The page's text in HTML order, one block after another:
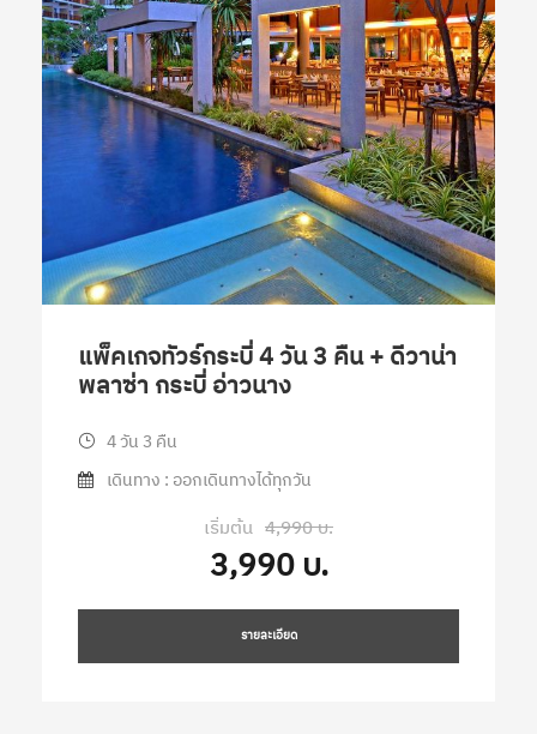
แพ็คเกจทัวร์กระบี่ 4 วัน 3 คืน + ดีวาน่า
พลาซ่า กระบี่ อ่าวนาง
4 วัน 3 คืน
เดินทาง : ออกเดินทางได้ทุกวัน
เริ่มต้น 4,990 บ.
3,990 บ.
รายละเอียด